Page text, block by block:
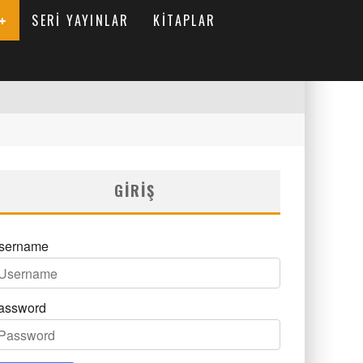
SERI YAYINLAR KITAPLAR
GIRIŞ